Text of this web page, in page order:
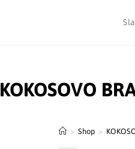
KOKOSOVO
> Shop >